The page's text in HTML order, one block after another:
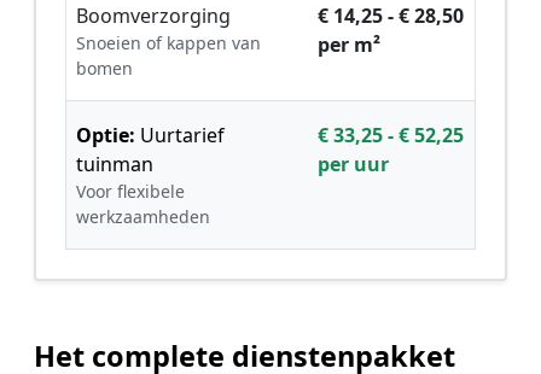
Boomverzorging
Snoeien of kappen van
bomen
€ 14,25 - € 28,50
per m²
Optie: Uurtarief
tuinman
Voor flexibele
werkzaamheden
€ 33,25 - € 52,25
per uur
Het complete dienstenpakket